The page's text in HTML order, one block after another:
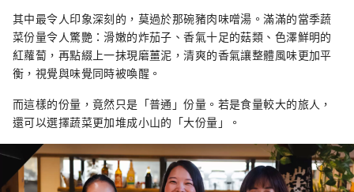
其中最令人印象深刻的，莫過於那碗豬肉味噌湯。滿滿的當季蔬
菜份量令人驚艷：滑嫩的炸茄子、香氣十足的菇類、色澤鮮明的
紅蘿蔔，再點綴上一抹現磨薑泥，清爽的香氣讓整體風味更加平
衡，視覺與味覺同時被喚醒。
而這樣的份量，竟然只是「普通」份量。若是食量較大的旅人，
還可以選擇蔬菜更加堆成小山的「大份量」。